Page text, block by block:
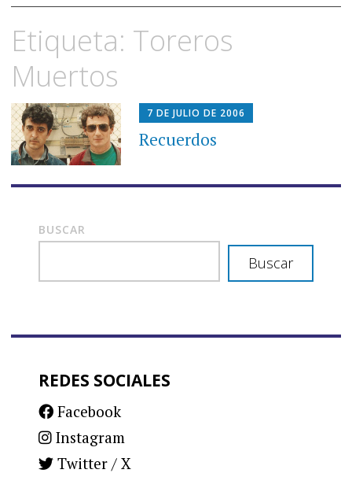
al
contenido
Etiqueta: Toreros
Muertos
7 DE JULIO DE 2006
Recuerdos
BUSCAR
Buscar
REDES SOCIALES
Facebook
Instagram
Twitter / X